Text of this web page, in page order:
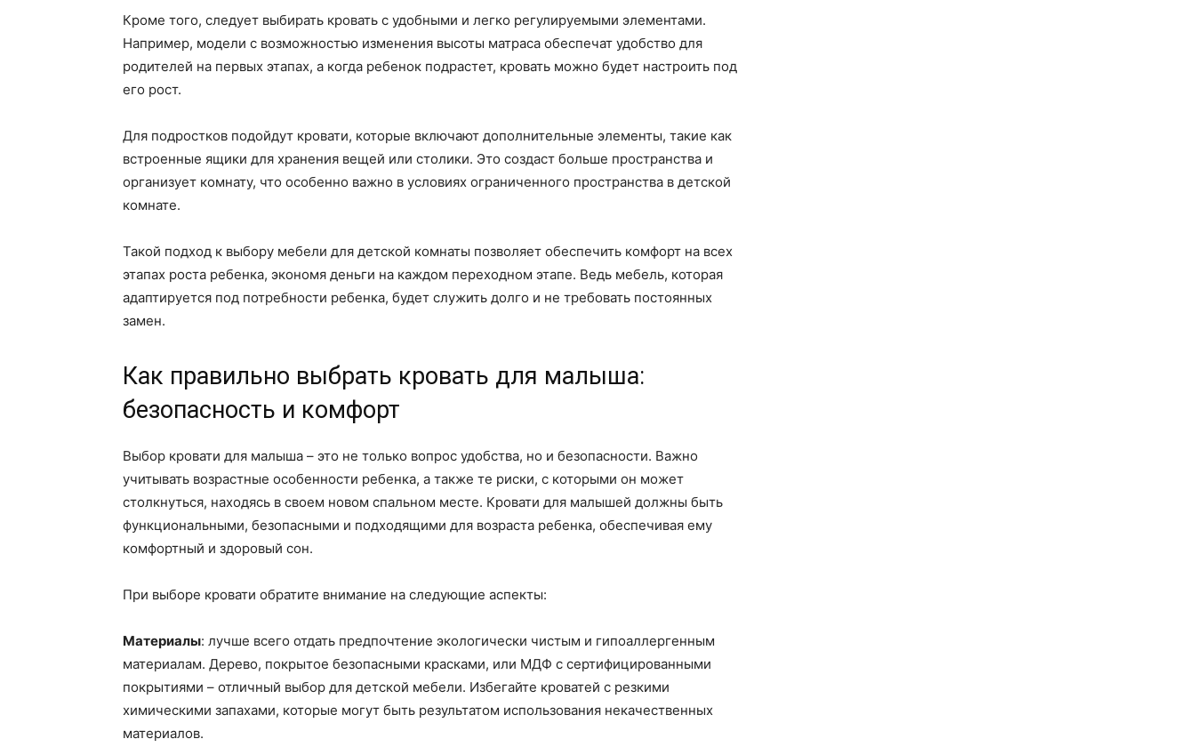
Кроме того, следует выбирать кровать с удобными и легко регулируемыми элементами.
Например, модели с возможностью изменения высоты матраса обеспечат удобство для
родителей на первых этапах, а когда ребенок подрастет, кровать можно будет настроить под
его рост.
Для подростков подойдут кровати, которые включают дополнительные элементы, такие как
встроенные ящики для хранения вещей или столики. Это создаст больше пространства и
организует комнату, что особенно важно в условиях ограниченного пространства в детской
комнате.
Такой подход к выбору мебели для детской комнаты позволяет обеспечить комфорт на всех
этапах роста ребенка, экономя деньги на каждом переходном этапе. Ведь мебель, которая
адаптируется под потребности ребенка, будет служить долго и не требовать постоянных
замен.
Как правильно выбрать кровать для малыша:
безопасность и комфорт
Выбор кровати для малыша – это не только вопрос удобства, но и безопасности. Важно
учитывать возрастные особенности ребенка, а также те риски, с которыми он может
столкнуться, находясь в своем новом спальном месте. Кровати для малышей должны быть
функциональными, безопасными и подходящими для возраста ребенка, обеспечивая ему
комфортный и здоровый сон.
При выборе кровати обратите внимание на следующие аспекты:
Материалы: лучше всего отдать предпочтение экологически чистым и гипоаллергенным
материалам. Дерево, покрытое безопасными красками, или МДФ с сертифицированными
покрытиями – отличный выбор для детской мебели. Избегайте кроватей с резкими
химическими запахами, которые могут быть результатом использования некачественных
материалов.